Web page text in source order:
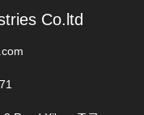
Co.ltd